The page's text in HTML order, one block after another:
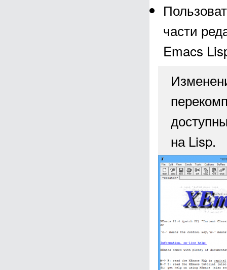
части
Emacs
на Lisp.